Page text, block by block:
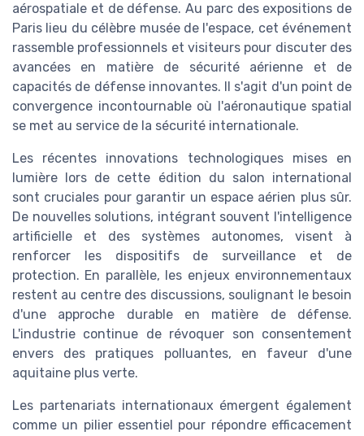
aérospatiale et de défense. Au parc des expositions de
Paris lieu du célèbre musée de l'espace, cet événement
rassemble professionnels et visiteurs pour discuter des
avancées en matière de sécurité aérienne et de
capacités de défense innovantes. Il s'agit d'un point de
convergence incontournable où l'aéronautique spatial
se met au service de la sécurité internationale.
Les récentes innovations technologiques mises en
lumière lors de cette édition du salon international
sont cruciales pour garantir un espace aérien plus sûr.
De nouvelles solutions, intégrant souvent l'intelligence
artificielle et des systèmes autonomes, visent à
renforcer les dispositifs de surveillance et de
protection. En parallèle, les enjeux environnementaux
restent au centre des discussions, soulignant le besoin
d'une approche durable en matière de défense.
L'industrie continue de révoquer son consentement
envers des pratiques polluantes, en faveur d'une
aquitaine plus verte.
Les partenariats internationaux émergent également
comme un pilier essentiel pour répondre efficacement